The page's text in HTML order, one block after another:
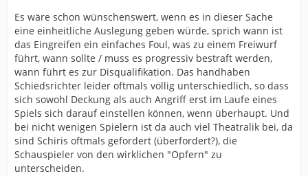
Es wäre schon wünschenswert, wenn es in dieser Sache
eine einheitliche Auslegung geben würde, sprich wann ist
das Eingreifen ein einfaches Foul, was zu einem Freiwurf
führt, wann sollte / muss es progressiv bestraft werden,
wann führt es zur Disqualifikation. Das handhaben
Schiedsrichter leider oftmals völlig unterschiedlich, so dass
sich sowohl Deckung als auch Angriff erst im Laufe eines
Spiels sich darauf einstellen können, wenn überhaupt. Und
bei nicht wenigen Spielern ist da auch viel Theatralik bei, da
sind Schiris oftmals gefordert (überfordert?), die
Schauspieler von den wirklichen "Opfern" zu
unterscheiden.